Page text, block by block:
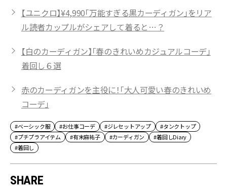
【ユニクロ】¥4,990「万能すぎる黒カーディガン」をリア
ル読者カップルがシェアして着ると…？
【白のカーディガン】「春のきれいめカジュアルコーデ」
着回し６選
赤のカーディガンを主役に！「大人可愛い春のきれいめ
コーデ」
#ベーシック服 #お仕事コーデ #ジレセットアップ
#タンクトップ
#プチプラアイテム
#有末麻祐子 #カーディガン
#着回しDiary
#着回し
SHARE